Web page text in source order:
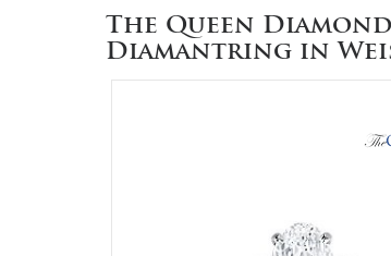
The Queen
Diamantring in